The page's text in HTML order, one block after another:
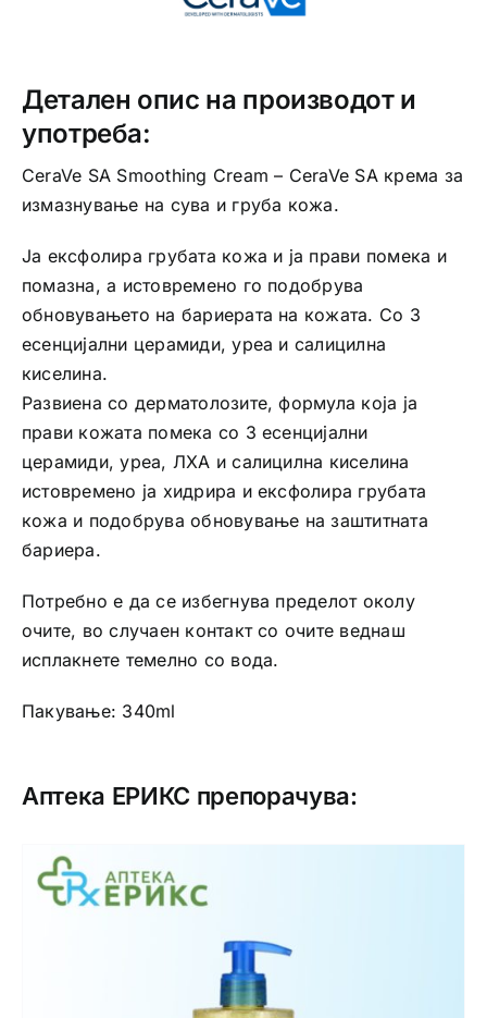
Детален опис на производот и
употреба:
CeraVe SA Smoothing Cream – CeraVe SA крема за
измазнување на сува и груба кожа.
Ја ексфолира грубата кожа и ја прави помека и
помазна, а истовремено го подобрува
обновувањето на бариерата на кожата. Со 3
есенцијални церамиди, уреа и салицилна
киселина.
Развиена со дерматолозите, формула која ја
прави кожата помека со 3 есенцијални
церамиди, уреа, ЛХA и салицилна киселина
истовремено ја хидрира и ексфолира грубата
кожа и подобрува обновување на заштитната
бариера.
Потребно е да се избегнува пределот околу
очите, во случаен контакт со очите веднаш
исплакнете темелно со вода.
Пакување: 340ml
Аптека ЕРИКС препорачува: